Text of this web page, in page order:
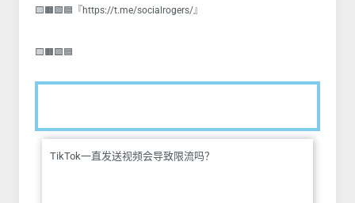
🟨🟧🟩🟦『https://t.me/socialrogers/』
🟨🟧🟩🟦
TikTok一直发送视频会导致限流吗？